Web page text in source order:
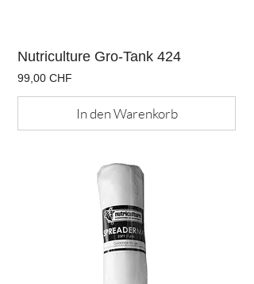
Nutriculture Gro-Tank 424
Preis
99,00 CHF
In den Warenkorb